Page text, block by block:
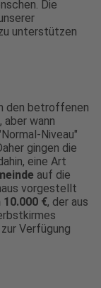
Die
unterstützen
den betroffenen
wann
Niveau"
gingen die
eine Art
auf die
vorgestellt
10.000 €, der aus
Verfügung